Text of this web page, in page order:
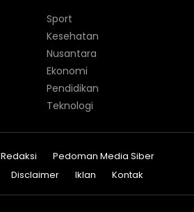
Sport
Kesehatan
Nusantara
Ekonomi
Pendidikan
Teknologi
Redaksi
Pedoman Media Siber
Disclaimer Iklan Kontak